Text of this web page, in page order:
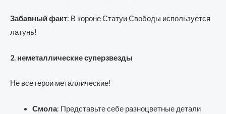
Забавный факт: В короне Статуи Свободы используется
латунь!
2. неметаллические суперзвезды
Не все герои металлические!
Смола: Представьте себе разноцветные детали